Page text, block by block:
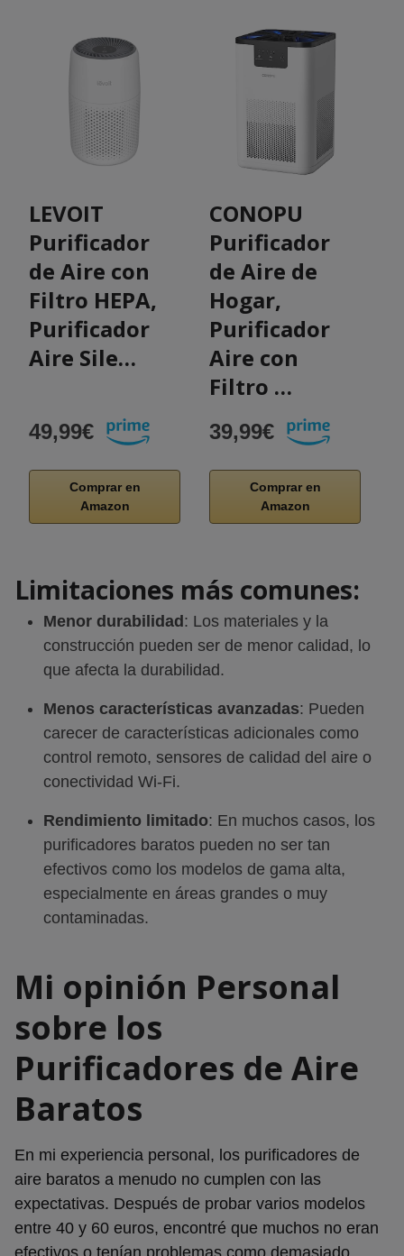
LEVOIT
Purificador
de Aire con
Filtro HEPA,
Purificador
Aire Sile…
49,99€
Comprar en
Amazon
CONOPU
Purificador
de Aire de
Hogar,
Purificador
Aire con
Filtro …
39,99€
Comprar en
Amazon
Limitaciones más comunes:
Menor durabilidad: Los materiales y la
construcción pueden ser de menor calidad, lo
que afecta la durabilidad.
Menos características avanzadas: Pueden
carecer de características adicionales como
control remoto, sensores de calidad del aire o
conectividad Wi-Fi.
Rendimiento limitado: En muchos casos, los
purificadores baratos pueden no ser tan
efectivos como los modelos de gama alta,
especialmente en áreas grandes o muy
contaminadas.
Mi opinión Personal
sobre los
Purificadores de Aire
Baratos
En mi experiencia personal, los purificadores de
aire baratos a menudo no cumplen con las
expectativas. Después de probar varios modelos
entre 40 y 60 euros, encontré que muchos no eran
efectivos o tenían problemas como demasiado